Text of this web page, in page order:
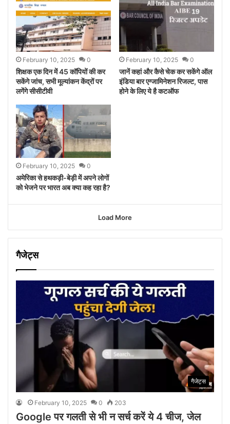
February 10, 2025 0
शिक्षक एक दिन में 45 कॉपियों की कर
सकेंगे जांच, सभी मूल्यांकन केंद्रों पर
लगेंगे सीसीटीवी
February 10, 2025 0
जानें कहां और कैसे चेक कर सकेंगे ऑल
इंडिया बार एग्जामिनेशन रिजल्ट, पास
होने के लिए ये है कटऑफ
February 10, 2025 0
अमेरिका से हथकड़ी-बेड़ी में अपने लोगों
को भेजने पर भारत अब क्या कह रहा है?
Load More
गैजेट्स
गैजेट्स
February 10, 2025 0 203
Google पर गलती से भी न सर्च करें ये 4 चीज, जेल